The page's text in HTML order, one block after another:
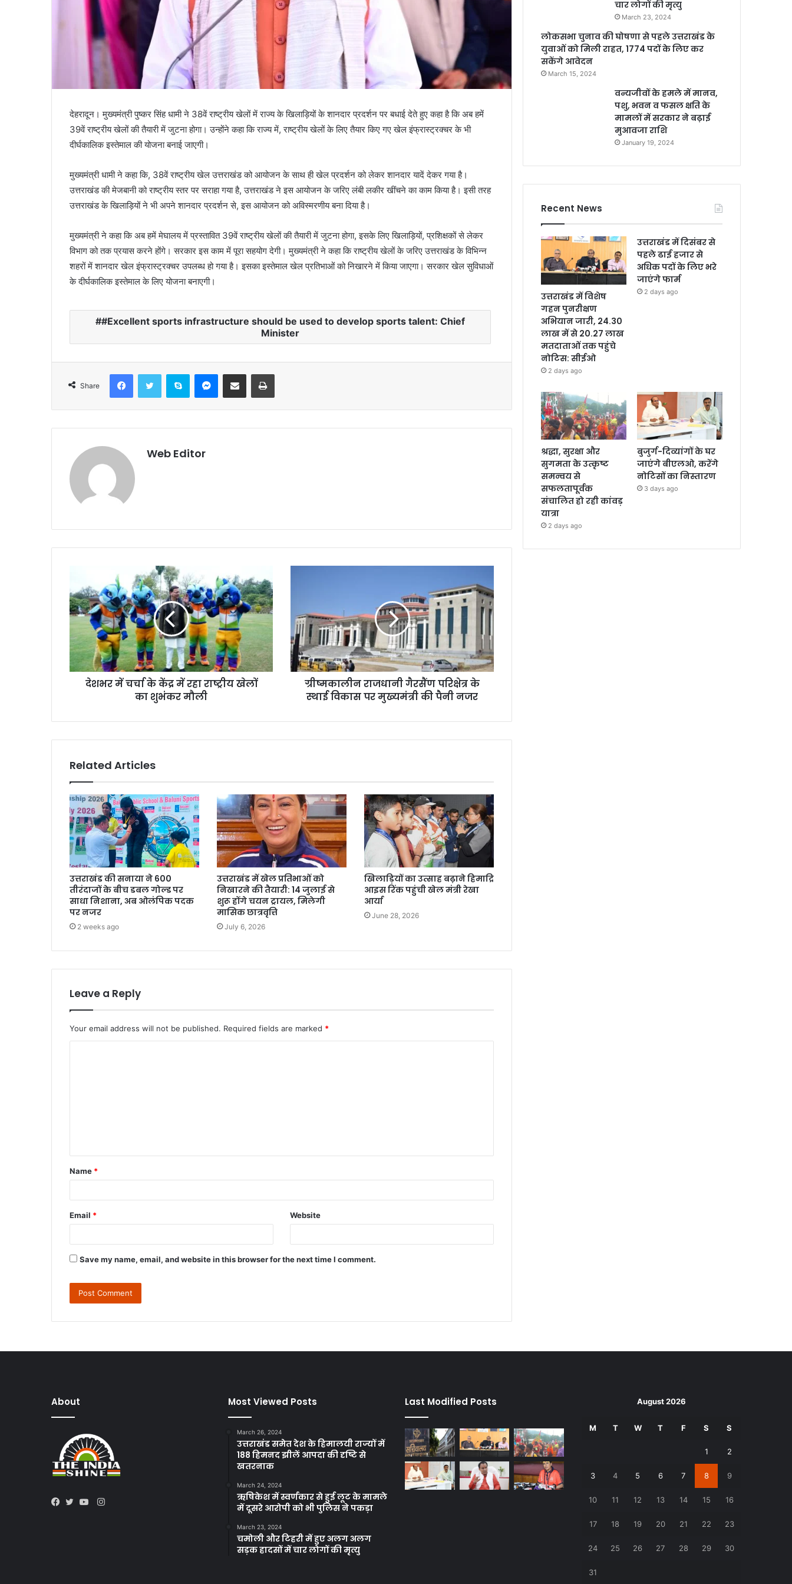
देहरादून। मुख्यमंत्री पुष्कर सिंह धामी ने 38वें राष्ट्रीय खेलों में राज्य के खिलाड़ियों के शानदार प्रदर्शन पर बधाई देते हुए कहा है कि अब हमें
39वें राष्ट्रीय खेलों की तैयारी में जुटना होगा। उन्होंने कहा कि राज्य में, राष्ट्रीय खेलों के लिए तैयार किए गए खेल इंफ्रास्ट्रक्चर के भी
दीर्घकालिक इस्तेमाल की योजना बनाई जाएगी।
मुख्यमंत्री धामी ने कहा कि, 38वें राष्ट्रीय खेल उत्तराखंड को आयोजन के साथ ही खेल प्रदर्शन को लेकर शानदार यादें देकर गया है।
उत्तराखंड की मेजबानी को राष्ट्रीय स्तर पर सराहा गया है, उत्तराखंड ने इस आयोजन के जरिए लंबी लकीर खींचने का काम किया है। इसी तरह
उत्तराखंड के खिलाड़ियों ने भी अपने शानदार प्रदर्शन से, इस आयोजन को अविस्मरणीय बना दिया है।
मुख्यमंत्री ने कहा कि अब हमें मेघालय में प्रस्तावित 39वें राष्ट्रीय खेलों की तैयारी में जुटना होगा, इसके लिए खिलाड़ियों, प्रशिक्षकों से लेकर
विभाग को तक प्रयास करने होंगे। सरकार इस काम में पूरा सहयोग देगी। मुख्यमंत्री ने कहा कि राष्ट्रीय खेलों के जरिए उत्तराखंड के विभिन्न
शहरों में शानदार खेल इंफ्रास्ट्रक्चर उपलब्ध हो गया है। इसका इस्तेमाल खेल प्रतिभाओं को निखारने में किया जाएगा। सरकार खेल सुविधाओं
के दीर्घकालिक इस्तेमाल के लिए योजना बनाएगी।
#Excellent sports infrastructure should be used to develop sports talent: Chief
Minister
Share
Web Editor
देशभर में चर्चा के केंद्र में रहा राष्ट्रीय खेलों
का शुभंकर मौली
ग्रीष्मकालीन राजधानी गैरसैंण परिक्षेत्र के
स्थाई विकास पर मुख्यमंत्री की पैनी नजर
Related Articles
उत्तराखंड की सनाया ने 600
तीरंदाजों के बीच डबल गोल्ड पर
साधा निशाना, अब ओलंपिक पदक
पर नजर
2 weeks ago
उत्तराखंड में खेल प्रतिभाओं को
निखारने की तैयारी: 14 जुलाई से
शुरू होंगे चयन ट्रायल, मिलेगी
मासिक छात्रवृत्ति
July 6, 2026
खिलाड़ियों का उत्साह बढ़ाने हिमाद्रि
आइस रिंक पहुंची खेल मंत्री रेखा
आर्या
June 28, 2026
Leave a Reply
Your email address will not be published. Required fields are marked *
t
*
Name *
Email * Website
Save my name, email, and website in this browser for the next time I comment.
चार लोगों की मृत्यु
March 23, 2024
लोकसभा चुनाव की घोषणा से पहले उत्तराखंड के
युवाओं को मिली राहत, 1774 पदों के लिए कर
सकेंगे आवेदन
March 15, 2024
वन्यजीवों के हमले में मानव,
पशु, भवन व फसल क्षति के
मामलों में सरकार ने बढ़ाई
मुआवजा राशि
January 19, 2024
Recent News
उत्तराखंड में विशेष
गहन पुनरीक्षण
अभियान जारी, 24.30
लाख में से 20.27 लाख
मतदाताओं तक पहुंचे
नोटिस: सीईओ
2 days ago
उत्तराखंड में दिसंबर से
पहले ढाई हजार से
अधिक पदों के लिए भरे
जाएंगे फार्म
2 days ago
श्रद्धा, सुरक्षा और
सुगमता के उत्कृष्ट
समन्वय से
सफलतापूर्वक
संचालित हो रही कांवड़
यात्रा
2 days ago
बुजुर्ग-दिव्यांगों के घर
जाएंगे बीएलओ, करेंगे
नोटिसों का निस्तारण
3 days ago
About
Instagram
Most Viewed Posts
March 26, 2024
उत्तराखंड समेत देश के हिमालयी राज्यों में
188 हिमनद झीलें आपदा की दृष्टि से
खतरनाक
March 24, 2024
ऋषिकेश में स्वर्णकार से हुई लूट के मामले
में दूसरे आरोपी को भी पुलिस ने पकड़ा
March 23, 2024
चमोली और टिहरी में हुए अलग अलग
सड़क हादसों में चार लोगों की मृत्यु
Last Modified Posts August 2026
M T W T F S S
1 2
3 4 5 6 7 8 9
10 11 12 13 14 15 16
17 18 19 20 21 22 23
24 25 26 27 28 29 30
31